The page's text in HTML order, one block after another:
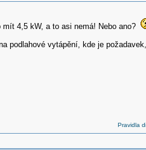
4,5 kW, a to asi nemá! Nebo ano?
podlahové vytápění, kde je
Pravidla